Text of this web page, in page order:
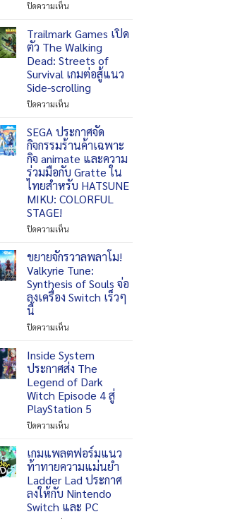
ชม
แล้ว
ระบบ
ต่อสู้
สไตล์
Souls-
like
พร้อม
ปิดความเห็น
รัง’
ปรากฏ
ตัว
ฉลอง
ครบ
ต่อ
ใน
Tower
of
God:
New
Trailmark Games เปิด
ตัว The Walking
Dead: Streets of
Survival เกมต่อสู้แนว
Side-scrolling
ปิดความเห็น
Games
เปิด
ตัว
The
Walking
Dead:
Streets
แนว
Side-
scrolling
SEGA ประกาศจัด
กิจกรรมร้านค้าเฉพาะ
กิจ animate และความ
ร่วมมือกับ Gratte ใน
ไทยสำหรับ HATSUNE
MIKU: COLORFUL
STAGE!
ปิดความเห็น
ประกาศ
จัด
กิจกรรม
ร้าน
ค้า
ความ
ร่วม
มือ
กับ
Gratte
สำหรับ
HATSUNE
MIKU:
COLORFUL
STAGE!
ขยายจักรวาลพลาโม!
Valkyrie Tune:
Synthesis of Souls จ่อ
ลงเครื่อง Switch เร็วๆ
นี้
ปิดความเห็น
จักร
วาล
พลา
โม!
Valkyrie
Tune:
Souls
จ่อ
ลง
เครื่อง
Switch
เร็วๆ
Inside System
ประกาศส่ง The
Legend of Dark
Witch Episode 4 สู่
PlayStation 5
ปิดความเห็น
System
ประกาศ
ส่ง
The
Legend
of
เกมแพลตฟอร์มแนว
ท้าทายความแม่นยำ
Ladder Lad ประกาศ
ลงให้กับ Nintendo
Switch และ PC